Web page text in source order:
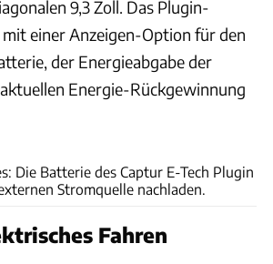
9,3 Zoll. Das Plugin-
einer Anzeigen-Option für den
der Energieabgabe der
Energie-Rückgewinnung
Die Batterie des Captur E-Tech Plugin
Stromquelle nachladen.
Fahren